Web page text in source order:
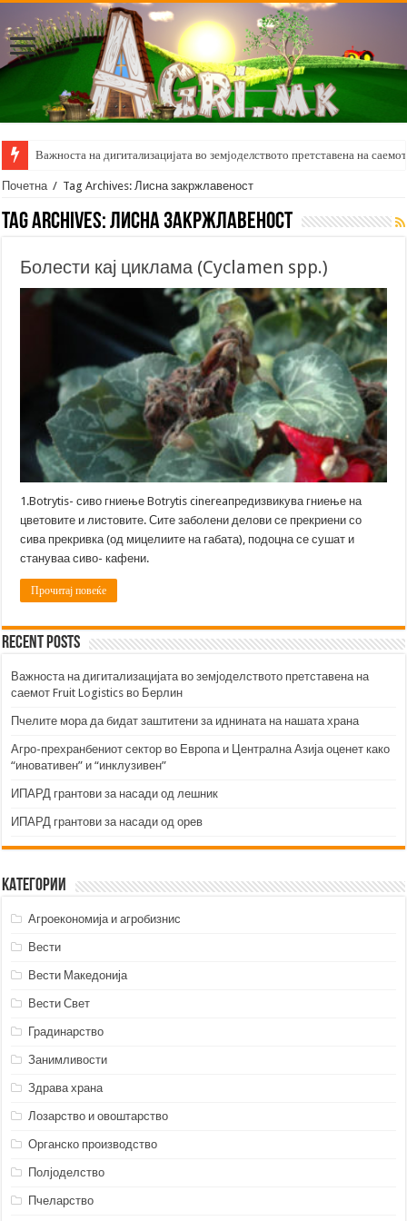
Важноста на дигитализацијата во земјоделството претставена на
Почетна / Tag Archives: Лисна закржлавеност
Tag Archives:Лисна закржлавеност
Болести кај циклама (Cyclamen spp.)
1.Botrytis- сиво гниење Botrytis cinereaпредизвикува гниење на
цветовите и листовите. Сите заболени делови се прекриени со
сива прекривка (од мицелиите на габата), подоцна се сушат и
стануваа сиво- кафени.
Прочитај повеќе
Recent Posts
Важноста на дигитализацијата во земјоделството претставена на
саемот Fruit Logistics во Берлин
Пчелите мора да бидат заштитени за иднината на нашата храна
Агро-прехранбениот сектор во Европа и Централна Азија оценет како
“иновативен” и “инклузивен”
ИПАРД грантови за насади од лешник
ИПАРД грантови за насади од орев
Категории
Агроекономија и агробизнис
Вести
Вести Македонија
Вести Свет
Градинарство
Занимливости
Здрава храна
Лозарство и овоштарство
Органско производство
Полјоделство
Пчеларство